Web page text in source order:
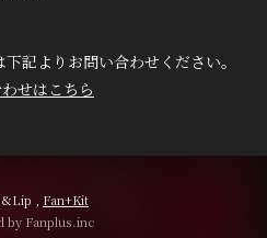
記よりお問い合わせください。
せはこちら
, Fan+Kit
by Fanplus.inc